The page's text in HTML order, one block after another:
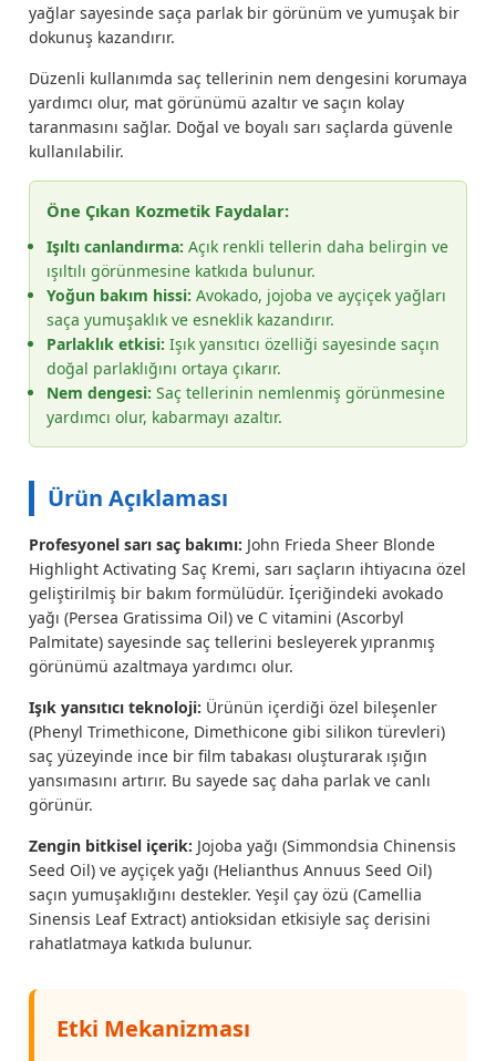
yağlar sayesinde saça parlak bir görünüm ve yumuşak bir
dokunuş kazandırır.
Düzenli kullanımda saç tellerinin nem dengesini korumaya
yardımcı olur, mat görünümü azaltır ve saçın kolay
taranmasını sağlar. Doğal ve boyalı sarı saçlarda güvenle
kullanılabilir.
Öne Çıkan Kozmetik Faydalar:
Işıltı canlandırma: Açık renkli tellerin daha belirgin ve
ışıltılı görünmesine katkıda bulunur.
Yoğun bakım hissi: Avokado, jojoba ve ayçiçek yağları
saça yumuşaklık ve esneklik kazandırır.
Parlaklık etkisi: Işık yansıtıcı özelliği sayesinde saçın
doğal parlaklığını ortaya çıkarır.
Nem dengesi: Saç tellerinin nemlenmiş görünmesine
yardımcı olur, kabarmayı azaltır.
Ürün Açıklaması
Profesyonel sarı saç bakımı: John Frieda Sheer Blonde
Highlight Activating Saç Kremi, sarı saçların ihtiyacına özel
geliştirilmiş bir bakım formülüdür. İçeriğindeki avokado
yağı (Persea Gratissima Oil) ve C vitamini (Ascorbyl
Palmitate) sayesinde saç tellerini besleyerek yıpranmış
görünümü azaltmaya yardımcı olur.
Işık yansıtıcı teknoloji: Ürünün içerdiği özel bileşenler
(Phenyl Trimethicone, Dimethicone gibi silikon türevleri)
saç yüzeyinde ince bir film tabakası oluşturarak ışığın
yansımasını artırır. Bu sayede saç daha parlak ve canlı
görünür.
Zengin bitkisel içerik: Jojoba yağı (Simmondsia Chinensis
Seed Oil) ve ayçiçek yağı (Helianthus Annuus Seed Oil)
saçın yumuşaklığını destekler. Yeşil çay özü (Camellia
Sinensis Leaf Extract) antioksidan etkisiyle saç derisini
rahatlatmaya katkıda bulunur.
Etki Mekanizması